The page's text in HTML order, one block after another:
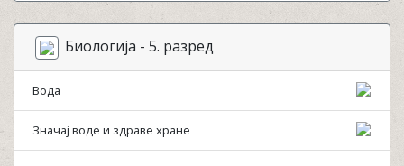
Биологија - 5. разред
Вода
Значај воде и здраве хране